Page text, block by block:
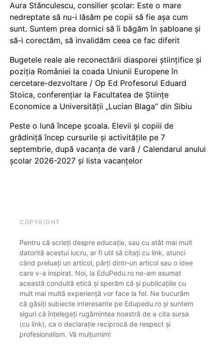
Aura Stănculescu, consilier școlar: Este o mare
nedreptate să nu-i lăsăm pe copii să fie așa cum
sunt. Suntem prea dornici să îi băgăm în șabloane și
să-i corectăm, să invalidăm ceea ce fac diferit
Bugetele reale ale reconectării diasporei științifice și
poziția României la coada Uniunii Europene în
cercetare-dezvoltare / Op Ed Profesorul Eduard
Stoica, conferențiar la Facultatea de Științe
Economice a Universității „Lucian Blaga” din Sibiu
Peste o lună începe școala. Elevii și copiii de
grădiniță încep cursurile și activitățile pe 7
septembrie, după vacanța de vară / Calendarul anului
școlar 2026-2027 și lista vacanțelor
COPYRIGHT
Pentru că scrieți despre educație, sau cu atât mai mult
datorită acestui lucru, ar fi util să citați cu link, atunci
când preluați un articol, părți dintr-un articol sau o idee
care v-a inspirat. Noi, la EduPedu.ro ne-am asumat
această conduită etică și sperăm că și publicațiile cu
mult mai multă experiență vor face la fel. Ne bucurăm
că găsiți subiecte interesante pe Edupedu.ro și suntem
siguri că înțelegeți rugămintea noastră de a cita sursa
(cu link), ca o declarație reciprocă de respect și
profesionalism. Vă mulțumim!